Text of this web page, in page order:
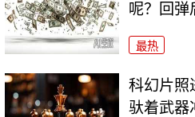
呢？回弹
最热
科幻片照
驮着武器